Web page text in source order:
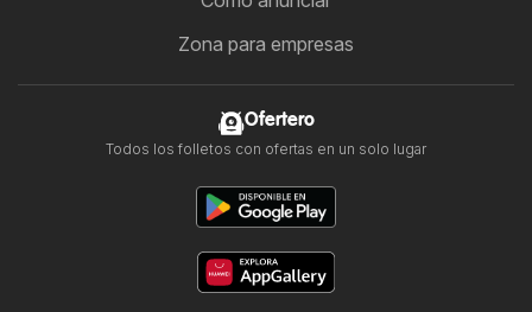
Zona para empresas
Ofertero
Todos los folletos con ofertas en un solo lugar